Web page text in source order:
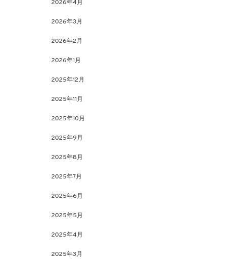
2026年4月
2026年3月
2026年2月
2026年1月
2025年12月
2025年11月
2025年10月
2025年9月
2025年8月
2025年7月
2025年6月
2025年5月
2025年4月
2025年3月